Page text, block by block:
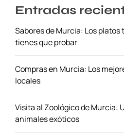
R
s
r
v
u
Entradas
Sabores de Murcia: Los
tienes que probar
Compras en Murcia: Los
locales
Visita al Zoológico de Murcia:
animales exóticos